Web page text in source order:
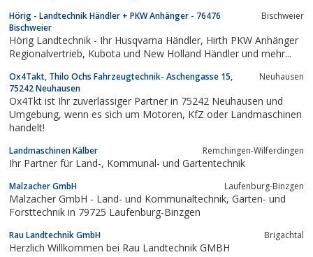
Hörig - Landtechnik Händler + PKW Anhänger - 76476
Bischweier
Bischweier
Hörig Landtechnik - Ihr Husqvarna Händler, Hirth PKW Anhänger
Regionalvertrieb, Kubota und New Holland Händler und mehr...
Ox4Takt, Thilo Ochs Fahrzeugtechnik- Aschengasse 15,
75242 Neuhausen
Neuhausen
Ox4Tkt ist Ihr zuverlässiger Partner in 75242 Neuhausen und
Umgebung, wenn es sich um Motoren, KfZ oder Landmaschinen
handelt!
Landmaschinen Kälber Remchingen-Wilferdingen
Ihr Partner für Land-, Kommunal- und Gartentechnik
Malzacher GmbH Laufenburg-Binzgen
Malzacher GmbH - Land- und Kommunaltechnik, Garten- und
Forsttechnik in 79725 Laufenburg-Binzgen
Rau Landtechnik GmbH Brigachtal
Herzlich Willkommen bei Rau Landtechnik GMBH